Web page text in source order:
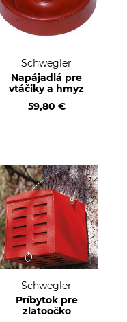
Schwegler
Napájadlá pre
vtáčiky a hmyz
59,80 €
Schwegler
Príbytok pre
zlatoočko